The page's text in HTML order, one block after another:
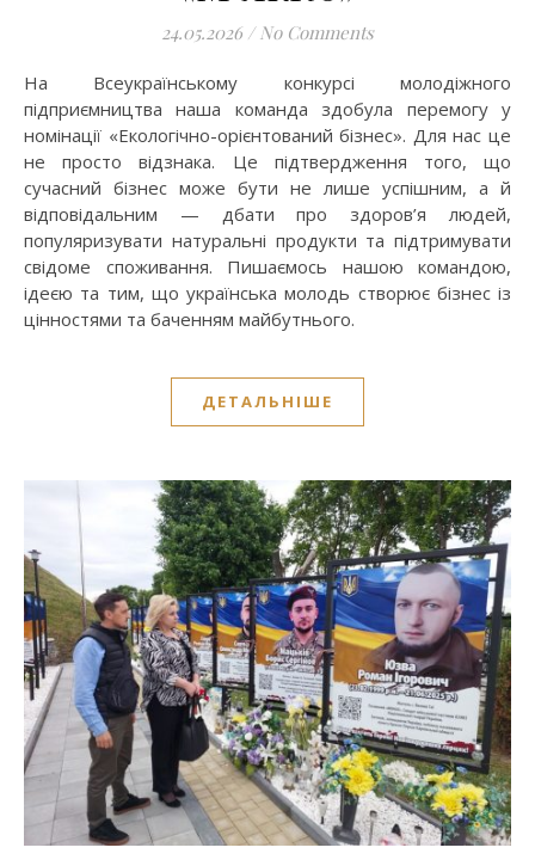
24.05.2026 / No Comments
На Всеукраїнському конкурсі молодіжного
підприємництва наша команда здобула перемогу у
номінації «Екологічно-орієнтований бізнес». Для нас це
не просто відзнака. Це підтвердження того, що
сучасний бізнес може бути не лише успішним, а й
відповідальним — дбати про здоров’я людей,
популяризувати натуральні продукти та підтримувати
свідоме споживання. Пишаємось нашою командою,
ідеєю та тим, що українська молодь створює бізнес із
цінностями та баченням майбутнього.
ДЕТАЛЬНІШЕ